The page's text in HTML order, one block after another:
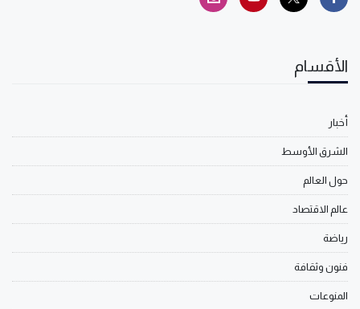
الأقسام
أخبار
الشرق الأوسط
حول العالم
عالم الاقتصاد
رياضة
فنون وثقافة
المنوعات